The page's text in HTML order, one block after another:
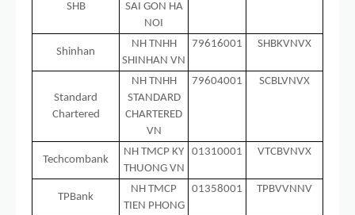
SHB
SAI GON HA
NOI
Shinhan
NH TNHH
SHINHAN VN
79616001 SHBKVNVX
Standard
Chartered
NH TNHH
STANDARD
CHARTERED
VN
79604001 SCBLVNVX
Techcombank
NH TMCP KY
THUONG VN
01310001 VTCBVNVX
TPBank
NH TMCP
TIEN PHONG
01358001 TPBVVNNV